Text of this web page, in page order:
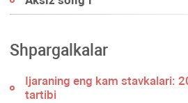
Shpargalkalar
Ijaraning eng kam stavkalari:
tartibi